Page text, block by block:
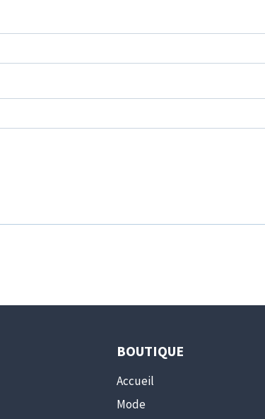
BOUTIQUE
Accueil
Mode